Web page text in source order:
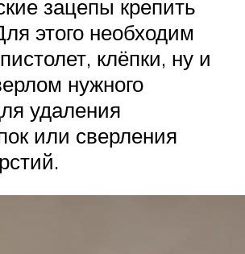
зацепы крепить
этого необходим
клёпки, ну и
нужного
удаления
или сверления